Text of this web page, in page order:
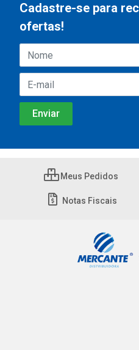
Cadastre-se para
ofertas!
Meus Pedidos
Notas Fiscais